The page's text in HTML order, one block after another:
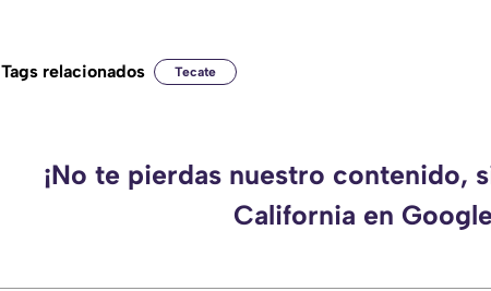
Tags relacionados Tecate
¡No te pierdas nuestro contenido,
California en